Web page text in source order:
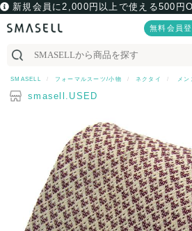
新規会員に2,000円以上で使える500円
無料会員
SMASELL フォーマルスーツ/小物 ネクタイ メン
smasell.USED